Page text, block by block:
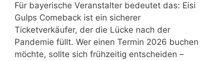
Für bayerische Veranstalter bedeutet das: Eisi
Gulps Comeback ist ein sicherer
Ticketverkäufer, der die Lücke nach der
Pandemie füllt. Wer einen Termin 2026 buchen
möchte, sollte sich frühzeitig entscheiden –